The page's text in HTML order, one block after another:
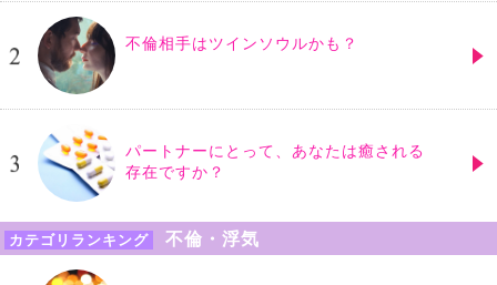
不倫相手はツインソウルかも？
パートナーにとって、あなたは癒される
存在ですか？
カテゴリランキング 不倫・浮気